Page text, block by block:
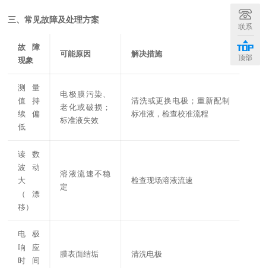
三、常见故障及处理方案
+
故障
现象
可能原因 解决措施
测量
值持
续偏
低
电极膜污染、
老化或破损；
标准液失效
清洗或更换电极；重新配制
标准液，检查校准流程
读数
波动
大
（漂
移）
溶液流速不稳
定
检查现场溶液流速
电极
响应
时间
膜表面结垢 清洗电极
联系
顶部